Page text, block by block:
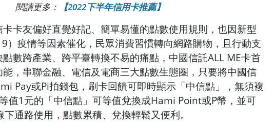
閱讀更多： 【2022下半年信用卡推薦】
卡友偏好直覺好記、簡單易懂的點數使用規則，也因新型
）疫情等因素催化，民眾消費習慣轉向網路購物，且行動支
數跨產業、跨平臺轉換不易的痛點，中國信託ALL ME卡首
，串聯金融、電信及電商三大點數生態圈，只要將中國信
Pay或Pi拍錢包，刷卡回饋可即時顯示「中信點」，無須複
值1元的「中信點」可等值兌換成Hami Point或P幣，並可
通路使用，點數累積、兌換輕鬆又便利。